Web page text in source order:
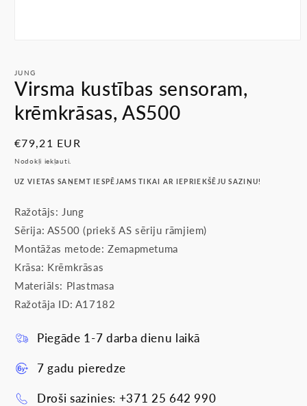
modālā
režīmā
JUNG
Virsma kustības sensoram,
krēmkrāsas, AS500
Parastā
cena
€79,21 EUR
Nodokļi iekļauti.
UZ VIETAS SAŅEMT IESPĒJAMS TIKAI AR IEPRIEKŠĒJU SAZIŅU!
Ražotājs: Jung
Sērija: AS500 (priekš AS sēriju rāmjiem)
Montāžas metode: Zemapmetuma
Krāsa: Krēmkrāsas
Materiāls: Plastmasa
Ražotāja ID: A17182
Piegāde 1-7 darba dienu laikā
7 gadu pieredze
Droši sazinies: +371 25 642 990